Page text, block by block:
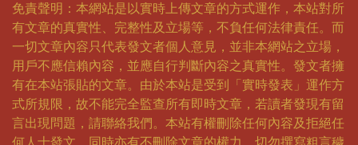
免責聲明：本網站是以實時上傳文章的方式運作，本站對所
有文章的真實性、完整性及立場等，不負任何法律責任。而
一切文章內容只代表發文者個人意見，並非本網站之立場，
用戶不應信賴內容，並應自行判斷內容之真實性。發文者擁
有在本站張貼的文章。由於本站是受到「實時發表」運作方
式所規限，故不能完全監查所有即時文章，若讀者發現有留
言出現問題，請聯絡我們。本站有權刪除任何內容及拒絕任
何人士發文，同時亦有不刪除文章的權力。切勿撰寫粗言穢